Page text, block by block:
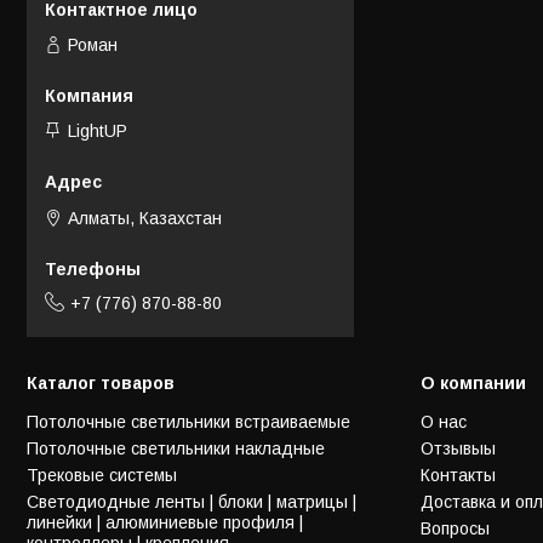
Роман
LightUP
Алматы, Казахстан
+7 (776) 870-88-80
Каталог товаров
Потолочные светильники встраиваемые
Потолочные светильники накладные
Трековые системы
Светодиодные ленты | блоки | матрицы |
линейки | алюминиевые профиля |
О компании
О нас
Отзывыы
Контакты
Доставка и
Вопросы